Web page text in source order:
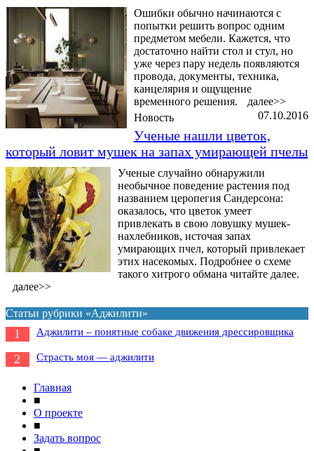
Ошибки обычно начинаются с
попытки решить вопрос одним
предметом мебели. Кажется, что
достаточно найти стол и стул, но
уже через пару недель появляются
провода, документы, техника,
канцелярия и ощущение
временного решения.
далее>>
07.10.2016
Новость
Ученые нашли цветок,
который ловит мушек на запах умирающей пчелы
Ученые случайно обнаружили
необычное поведение растения под
названием церопегия Сандерсона:
оказалось, что цветок умеет
привлекать в свою ловушку мушек-
нахлебников, источая запах
умирающих пчел, который привлекает
этих насекомых. Подробнее о схеме
такого хитрого обмана читайте далее.
далее>>
Статьи рубрики «Аджилити»
1 Аджилити – понятные собаке движения дрессировщика
2 Страсть моя — аджилити
Главная
■
О проекте
■
Задать вопрос